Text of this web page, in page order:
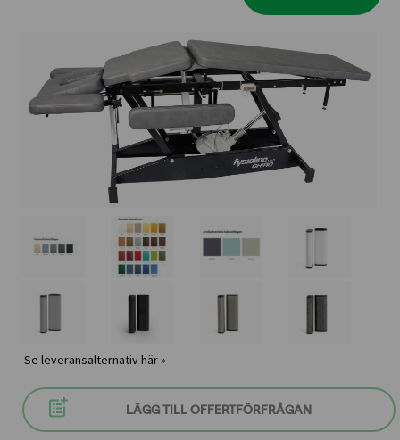
Se leveransalternativ här »
LÄGG TILL OFFERTFÖRFRÅGAN